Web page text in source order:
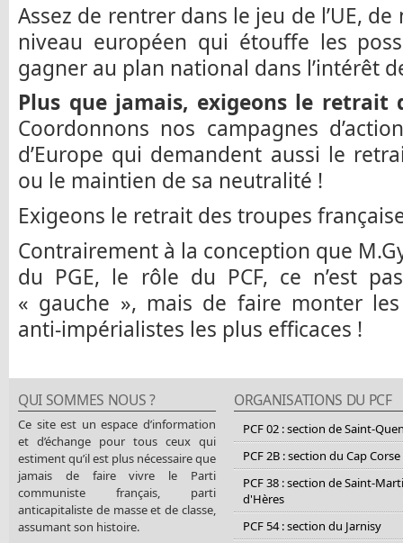
Assez de rentrer dans le jeu de l’UE,
niveau européen qui étouffe les
gagner au plan national dans l’intérêt
Plus que jamais, exigeons le retrait
Coordonnons nos campagnes
d’Europe qui demandent aussi le
ou le maintien de sa neutralité !
Exigeons le retrait des troupes
Contrairement à la conception que
du PGE, le rôle du PCF, ce n’est
« gauche », mais de faire monter
anti-impérialistes les plus efficaces !
QUI SOMMES NOUS ?
Ce site est un espace d’information
et d’échange pour tous ceux qui
estiment qu’il est plus nécessaire que
jamais de faire vivre le Parti
communiste français, parti
anticapitaliste de masse et de classe,
assumant son histoire.
ORGANISATIONS DU PCF
PCF 02 : section de Saint-
PCF 2B : section du Cap Corse
PCF 38 : section de Saint-
d'Hères
PCF 54 : section du Jarnisy